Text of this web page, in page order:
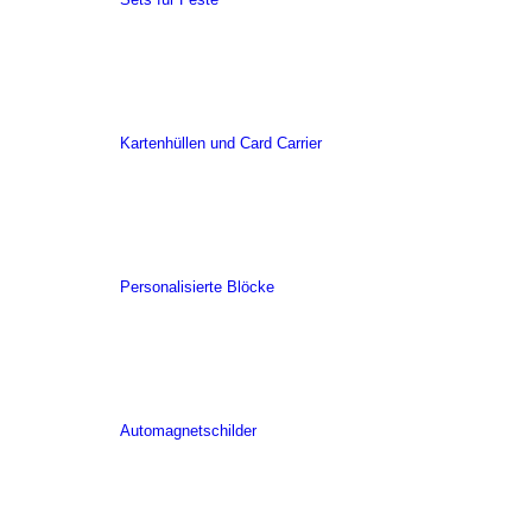
Kartenhüllen und Card Carrier
Personalisierte Blöcke
Automagnetschilder